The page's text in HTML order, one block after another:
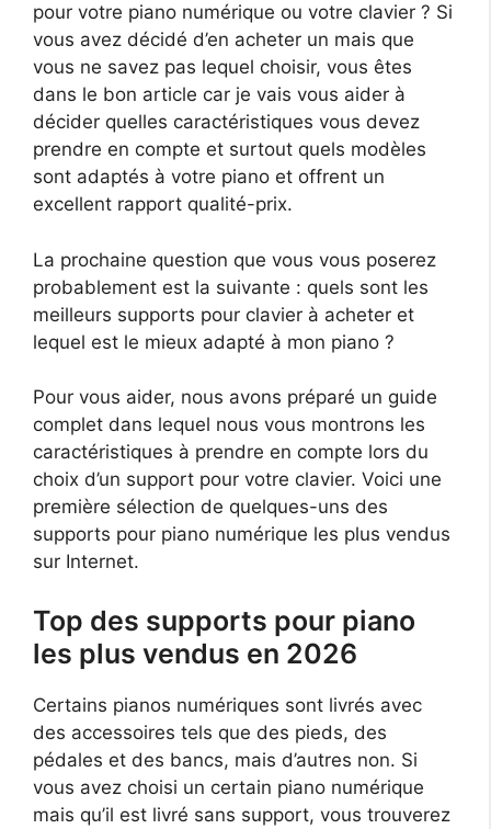
pour votre piano numérique ou votre clavier ? Si
vous avez décidé d’en acheter un mais que
vous ne savez pas lequel choisir, vous êtes
dans le bon article car je vais vous aider à
décider quelles caractéristiques vous devez
prendre en compte et surtout quels modèles
sont adaptés à votre piano et offrent un
excellent rapport qualité-prix.
La prochaine question que vous vous poserez
probablement est la suivante : quels sont les
meilleurs supports pour clavier à acheter et
lequel est le mieux adapté à mon piano ?
Pour vous aider, nous avons préparé un guide
complet dans lequel nous vous montrons les
caractéristiques à prendre en compte lors du
choix d’un support pour votre clavier. Voici une
première sélection de quelques-uns des
supports pour piano numérique les plus vendus
sur Internet.
Top des supports pour piano
les plus vendus en 2026
Certains pianos numériques sont livrés avec
des accessoires tels que des pieds, des
pédales et des bancs, mais d’autres non. Si
vous avez choisi un certain piano numérique
mais qu’il est livré sans support, vous trouverez